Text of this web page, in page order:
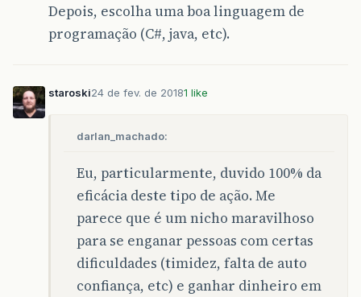
Depois, escolha uma boa linguagem de
programação (C#, java, etc).
staroski24 de fev. de 20181 like
darlan_machado:
Eu, particularmente, duvido 100% da
eficácia deste tipo de ação. Me
parece que é um nicho maravilhoso
para se enganar pessoas com certas
dificuldades (timidez, falta de auto
confiança, etc) e ganhar dinheiro em